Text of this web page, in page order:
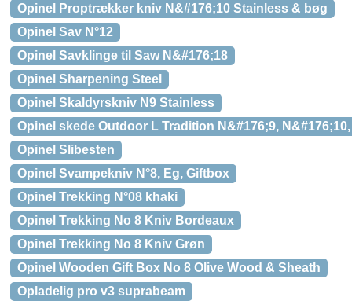
Opinel Proptrækker kniv N&#176;10 Stainless & bøg
Opinel Sav N°12
Opinel Savklinge til Saw N&#176;18
Opinel Sharpening Steel
Opinel Skaldyrskniv N9 Stainless
Opinel skede Outdoor L Tradition N&#176;9,
Opinel Slibesten
Opinel Svampekniv N°8, Eg, Giftbox
Opinel Trekking N°08 khaki
Opinel Trekking No 8 Kniv Bordeaux
Opinel Trekking No 8 Kniv Grøn
Opinel Wooden Gift Box No 8 Olive Wood & Sheath
Opladelig pro v3 suprabeam